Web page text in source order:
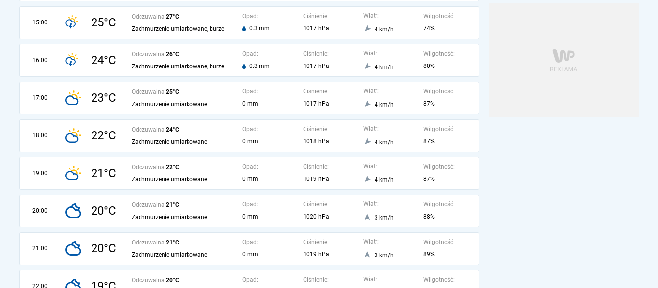
15:00 25°C Odczuwalna 27°C
Zachmurzenie umiarkowane, burze
Opad:
0.3 mm
Ciśnienie:
1017 hPa
Wiatr:
4 km/h
Wilgotność:
74%
16:00 24°C Odczuwalna 26°C
Zachmurzenie umiarkowane, burze
Opad:
0.3 mm
Ciśnienie:
1017 hPa
Wiatr:
4 km/h
Wilgotność:
80%
17:00 23°C Odczuwalna 25°C
Zachmurzenie umiarkowane
Opad:
0 mm
Ciśnienie:
1017 hPa
Wiatr:
4 km/h
Wilgotność:
87%
18:00 22°C Odczuwalna 24°C
Zachmurzenie umiarkowane
Opad:
0 mm
Ciśnienie:
1018 hPa
Wiatr:
4 km/h
Wilgotność:
87%
19:00 21°C Odczuwalna 22°C
Zachmurzenie umiarkowane
Opad:
0 mm
Ciśnienie:
1019 hPa
Wiatr:
4 km/h
Wilgotność:
87%
20:00 20°C Odczuwalna 21°C
Zachmurzenie umiarkowane
Opad:
0 mm
Ciśnienie:
1020 hPa
Wiatr:
3 km/h
Wilgotność:
88%
21:00 20°C Odczuwalna 21°C
Zachmurzenie umiarkowane
Opad:
0 mm
Ciśnienie:
1019 hPa
Wiatr:
3 km/h
Wilgotność:
89%
22:00
Odczuwalna 20°C
Opad:
Ciśnienie:
Wiatr:
Wilgotność: